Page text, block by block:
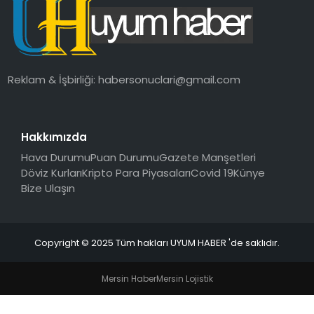
SAĞLIK
MAGAZIN
Reklam & İşbirliği:habersonuclari@gmail.com
Hakkımızda
Hava DurumuPuan DurumuGazete Manşetleri
Döviz KurlarıKripto Para PiyasalarıCovid 19Künye
Bize Ulaşın
Copyright © 2025 Tüm hakları UYUM HABER 'de saklıdır.
Mersin HaberMersin Lojistik